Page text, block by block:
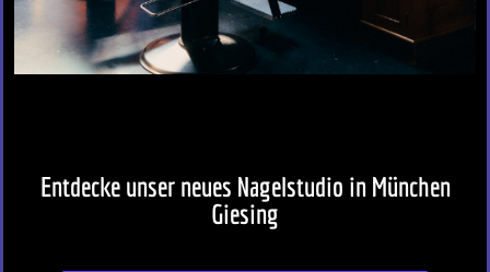
Entdecke unser neues Nagelstudio in München
Giesing